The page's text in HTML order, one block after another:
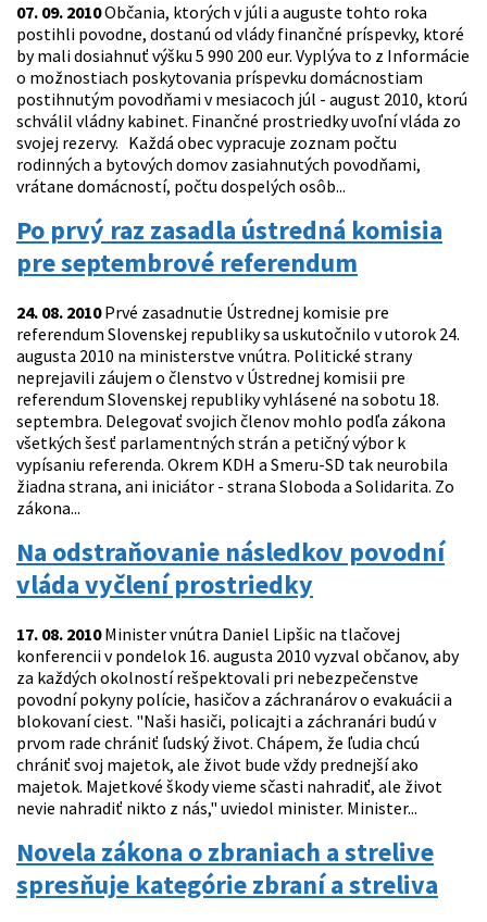
07. 09. 2010Občania, ktorých v júli a auguste tohto roka
postihli povodne, dostanú od vlády finančné príspevky, ktoré
by mali dosiahnuť výšku 5 990 200 eur. Vyplýva to z Informácie
o možnostiach poskytovania príspevku domácnostiam
postihnutým povodňami v mesiacoch júl - august 2010, ktorú
schválil vládny kabinet. Finančné prostriedky uvoľní vláda zo
svojej rezervy. Každá obec vypracuje zoznam počtu
rodinných a bytových domov zasiahnutých povodňami,
vrátane domácností, počtu dospelých osôb...
Po prvý raz zasadla ústredná komisia
pre septembrové referendum
24. 08. 2010Prvé zasadnutie Ústrednej komisie pre
referendum Slovenskej republiky sa uskutočnilo v utorok 24.
augusta 2010 na ministerstve vnútra. Politické strany
neprejavili záujem o členstvo v Ústrednej komisii pre
referendum Slovenskej republiky vyhlásené na sobotu 18.
septembra. Delegovať svojich členov mohlo podľa zákona
všetkých šesť parlamentných strán a petičný výbor k
vypísaniu referenda. Okrem KDH a Smeru-SD tak neurobila
žiadna strana, ani iniciátor - strana Sloboda a Solidarita. Zo
zákona...
Na odstraňovanie následkov povodní
vláda vyčlení prostriedky
17. 08. 2010Minister vnútra Daniel Lipšic na tlačovej
konferencii v pondelok 16. augusta 2010 vyzval občanov, aby
za každých okolností rešpektovali pri nebezpečenstve
povodní pokyny polície, hasičov a záchranárov o evakuácii a
blokovaní ciest. "Naši hasiči, policajti a záchranári budú v
prvom rade chrániť ľudský život. Chápem, že ľudia chcú
chrániť svoj majetok, ale život bude vždy prednejší ako
majetok. Majetkové škody vieme sčasti nahradiť, ale život
nevie nahradiť nikto z nás," uviedol minister. Minister...
Novela zákona o zbraniach a strelive
spresňuje kategórie zbraní a streliva